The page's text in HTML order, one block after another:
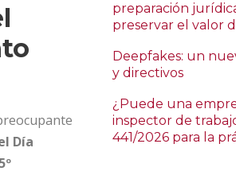
Día
preparación
preservar el valor
Deepfakes: un
y directivos
¿Puede una
inspector de
441/2026 para la